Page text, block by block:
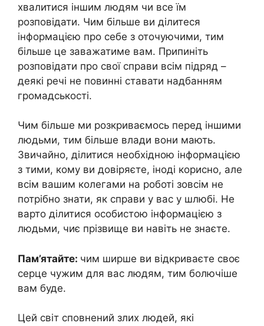
хвалитися іншим людям чи все їм
розповідати. Чим більше ви ділитеся
інформацією про себе з оточуючими, тим
більше це заважатиме вам. Припиніть
розповідати про свої справи всім підряд –
деякі речі не повинні ставати надбанням
громадськості.
Чим більше ми розкриваємось перед іншими
людьми, тим більше влади вони мають.
Звичайно, ділитися необхідною інформацією
з тими, кому ви довіряєте, іноді корисно, але
всім вашим колегами на роботі зовсім не
потрібно знати, як справи у вас у шлюбі. Не
варто ділитися особистою інформацією з
людьми, чиє прізвище ви навіть не знаєте.
Пам’ятайте: чим ширше ви відкриваєте своє
серце чужим для вас людям, тим болючіше
вам буде.
Цей світ сповнений злих людей, які